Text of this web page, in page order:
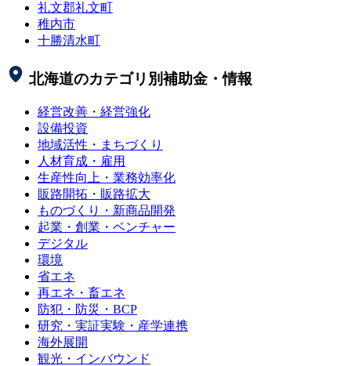
礼文郡礼文町
稚内市
十勝清水町
北海道のカテゴリ別補助金・情報
経営改善・経営強化
設備投資
地域活性・まちづくり
人材育成・雇用
生産性向上・業務効率化
販路開拓・販路拡大
ものづくり・新商品開発
起業・創業・ベンチャー
デジタル
環境
省エネ
再エネ・畜エネ
防犯・防災・BCP
研究・実証実験・産学連携
海外展開
観光・インバウンド